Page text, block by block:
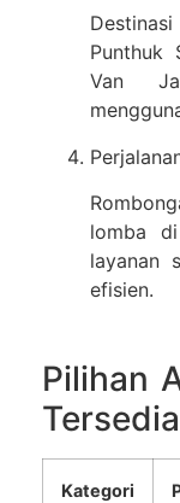
Punthuk
Van
lomba
layanan
efisien.
Pilihan
Tersedia
Kategori